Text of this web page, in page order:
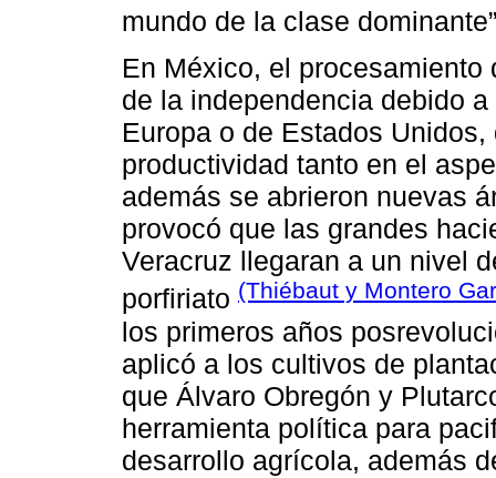
mundo de la clase
En México, el
de la independencia debido
Europa o de Estados
productividad tanto en el
además se abrieron nuevas
provocó que las grandes
Veracruz llegaran a un nivel
porfiriato (Thiébaut y Montero
los primeros años
aplicó a los cultivos de
que Álvaro Obregón y
herramienta política para
desarrollo agrícola, además